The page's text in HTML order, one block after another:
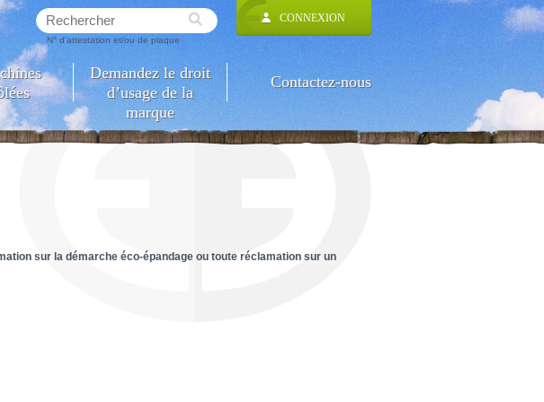
CONNEXION
N° d'attestation et/ou de plaque
Demandez le droit
d’usage de la
marque
Contactez-nous
sur la démarche éco-épandage ou toute réclamation sur un